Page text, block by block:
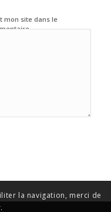
mon site dans le
la navigation, merci de